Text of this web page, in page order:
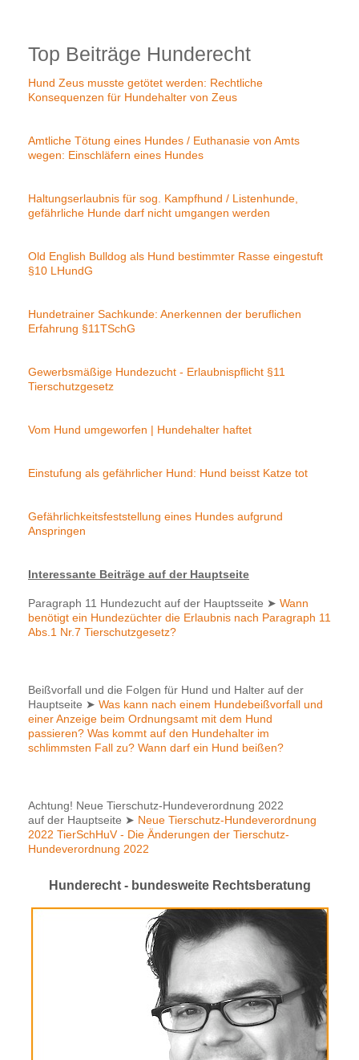
Top Beiträge Hunderecht
Hund Zeus musste getötet werden: Rechtliche
Konsequenzen für Hundehalter von Zeus
Amtliche Tötung eines Hundes / Euthanasie von Amts
wegen: Einschläfern eines Hundes
Haltungserlaubnis für sog. Kampfhund / Listenhunde,
gefährliche Hunde darf nicht umgangen werden
Old English Bulldog als Hund bestimmter Rasse eingestuft
§10 LHundG
Hundetrainer Sachkunde: Anerkennen der beruflichen
Erfahrung §11TSchG
Gewerbsmäßige Hundezucht - Erlaubnispflicht §11
Tierschutzgesetz
Vom Hund umgeworfen | Hundehalter haftet
Einstufung als gefährlicher Hund: Hund beisst Katze tot
Gefährlichkeitsfeststellung eines Hundes aufgrund
Anspringen
Interessante Beiträge auf der Hauptseite
Paragraph 11 Hundezucht auf der Hauptsseite ➤ Wann
benötigt ein Hundezüchter die Erlaubnis nach Paragraph 11
Abs.1 Nr.7 Tierschutzgesetz?
Beißvorfall und die Folgen für Hund und Halter auf der
Hauptseite ➤ Was kann nach einem Hundebeißvorfall und
einer Anzeige beim Ordnungsamt mit dem Hund
passieren? Was kommt auf den Hundehalter im
schlimmsten Fall zu? Wann darf ein Hund beißen?
Achtung! Neue Tierschutz-Hundeverordnung 2022
auf der Hauptseite ➤ Neue Tierschutz-Hundeverordnung
2022 TierSchHuV - Die Änderungen der Tierschutz-
Hundeverordnung 2022
Hunderecht - bundesweite Rechtsberatung